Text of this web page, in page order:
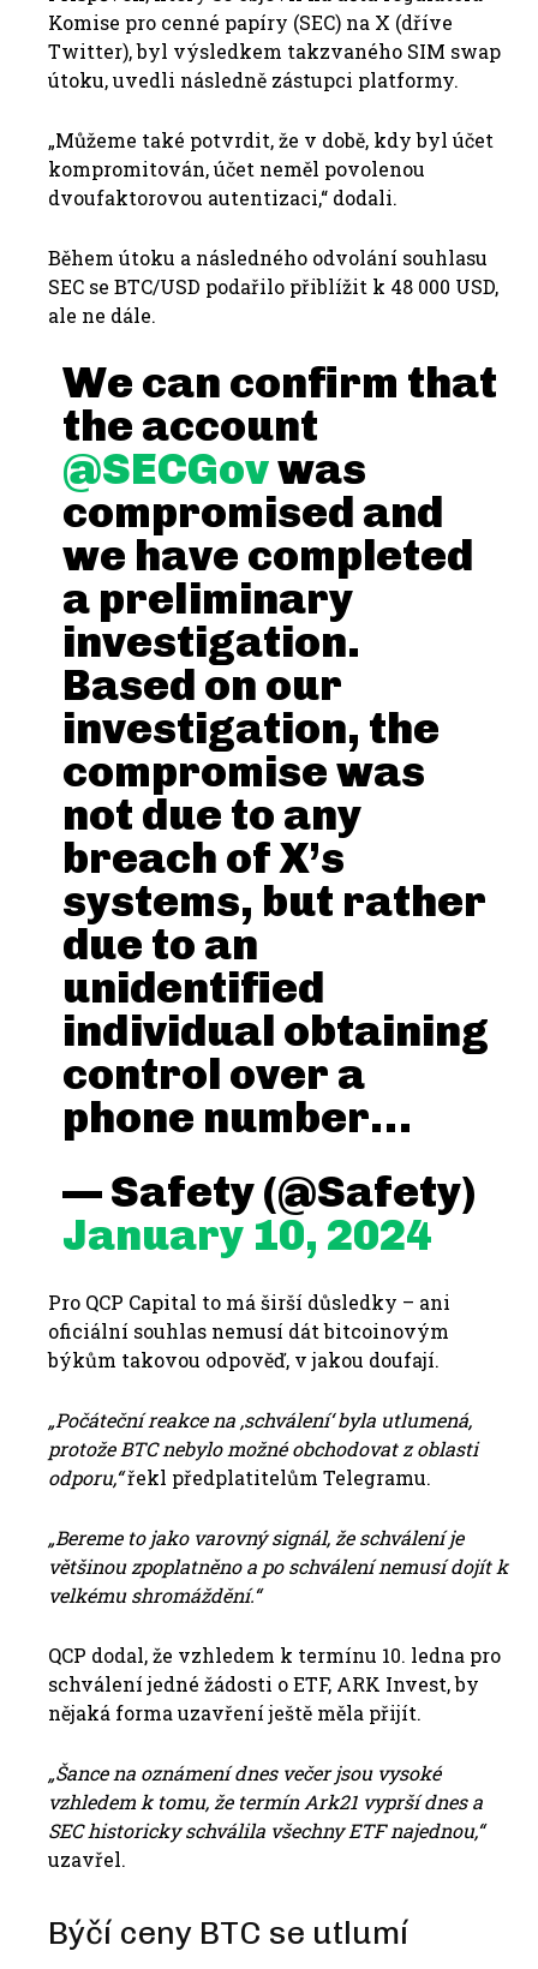
Komise pro cenné papíry (SEC) na X (dříve
Twitter), byl výsledkem takzvaného SIM swap
útoku, uvedli následně zástupci platformy.
„Můžeme také potvrdit, že v době, kdy byl účet
kompromitován, účet neměl povolenou
dvoufaktorovou autentizaci,“ dodali.
Během útoku a následného odvolání souhlasu
SEC se BTC/USD podařilo přiblížit k 48 000 USD,
ale ne dále.
We can confirm that
the account
@SECGovwas
compromised and
we have completed
a preliminary
investigation.
Based on our
investigation, the
compromise was
not due to any
breach of X’s
systems, but rather
due to an
unidentified
individual obtaining
control over a
phone number…
— Safety (@Safety)
January 10, 2024
Pro QCP Capital to má širší důsledky – ani
oficiální souhlas nemusí dát bitcoinovým
býkům takovou odpověď, v jakou doufají.
„Počáteční reakce na ‚schválení‘ byla utlumená,
protože BTC nebylo možné obchodovat z oblasti
odporu,“řekl předplatitelům Telegramu.
„Bereme to jako varovný signál, že schválení je
většinou zpoplatněno a po schválení nemusí dojít k
velkému shromáždění.“
QCP dodal, že vzhledem k termínu 10. ledna pro
schválení jedné žádosti o ETF, ARK Invest, by
nějaká forma uzavření ještě měla přijít.
„Šance na oznámení dnes večer jsou vysoké
vzhledem k tomu, že termín Ark21 vyprší dnes a
SEC historicky schválila všechny ETF najednou,“
uzavřel.
Býčí ceny BTC se utlumí